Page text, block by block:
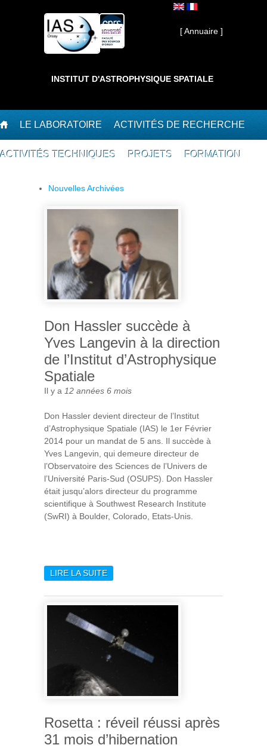
Interne ]
[ Annuaire ]
INSTITUT D'ASTROPHYSIQUE SPATIALE
LE LABORATOIRE ACTIVITÉS DE RECHERCHE
ACTIVITÉS TECHNIQUES PROJETS FORMATION
Nouvelles Archivées
Don Hassler succède à
Yves Langevin à la direction
de l’Institut d’Astrophysique
Spatiale
Il y a 12 années 6 mois
Don Hassler devient directeur de l’Institut
d’Astrophysique Spatiale (IAS) le 1er Février
2014 pour un mandat de 5 ans. Il succède à
Yves Langevin, qui demeure directeur de
l’Observatoire des Sciences de l’Univers de
l’Université Paris-Sud (OSUPS). Don Hassler
était jusqu’alors directeur du programme
scientifique à Southwest Research Institute
(SwRI) à Boulder, Colorado, Etats-Unis.
LIRE LA SUITEDE DON HASSLER SUCCÈDE
DIRECTION DE L’INSTITUT
Rosetta : réveil réussi après
31 mois d’hibernation